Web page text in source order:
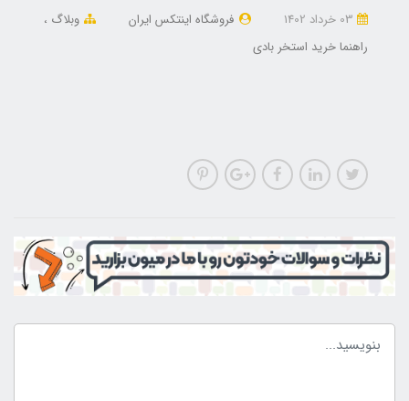
فروشگاه اینتکس ایران
وبلاگ
راهنما خرید استخر بادی